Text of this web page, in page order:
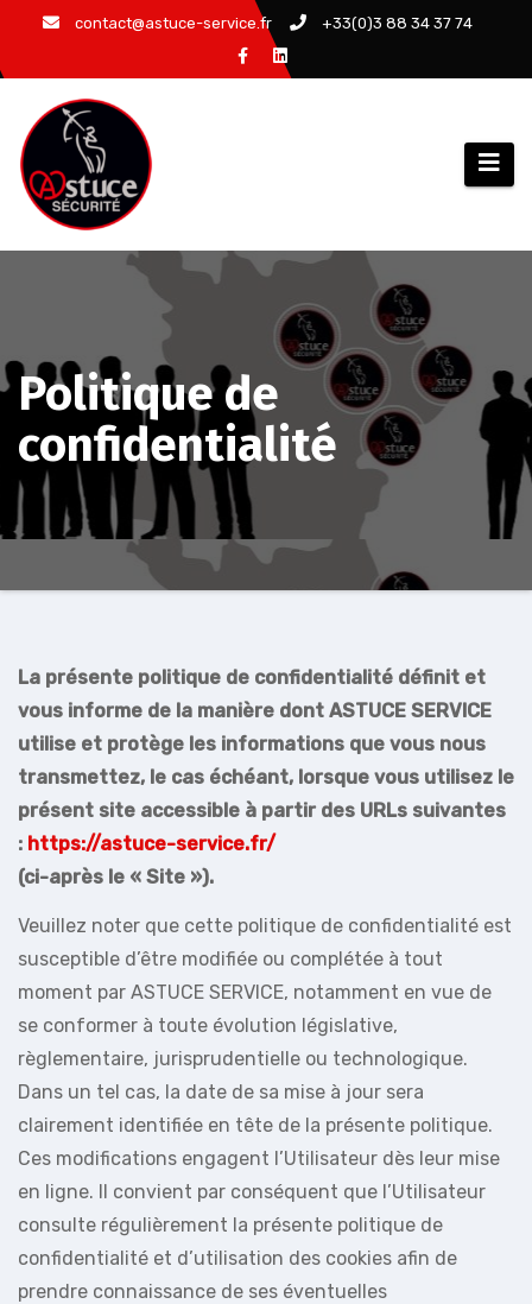
contenu
contact@astuce-service.fr +33(0)3 88 34 37 74
Politique de
confidentialité
La présente politique de confidentialité définit et
vous informe de la manière dont ASTUCE SERVICE
utilise et protège les informations que vous nous
transmettez, le cas échéant, lorsque vous utilisez le
présent site accessible à partir des URLs suivantes
: https://astuce-service.fr/
(ci-après le « Site »).
Veuillez noter que cette politique de confidentialité est
susceptible d’être modifiée ou complétée à tout
moment par ASTUCE SERVICE, notamment en vue de
se conformer à toute évolution législative,
règlementaire, jurisprudentielle ou technologique.
Dans un tel cas, la date de sa mise à jour sera
clairement identifiée en tête de la présente politique.
Ces modifications engagent l’Utilisateur dès leur mise
en ligne. Il convient par conséquent que l’Utilisateur
consulte régulièrement la présente politique de
confidentialité et d’utilisation des cookies afin de
prendre connaissance de ses éventuelles